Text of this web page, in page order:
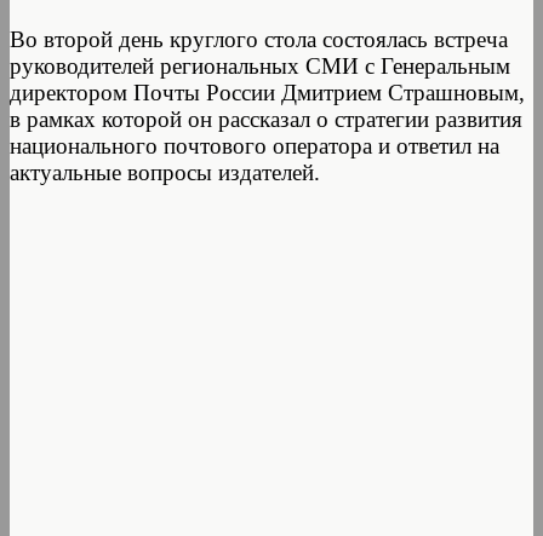
Во второй день круглого стола состоялась встреча
руководителей региональных СМИ с Генеральным
директором Почты России Дмитрием Страшновым,
в рамках которой он рассказал о стратегии развития
национального почтового оператора и ответил на
актуальные вопросы издателей.